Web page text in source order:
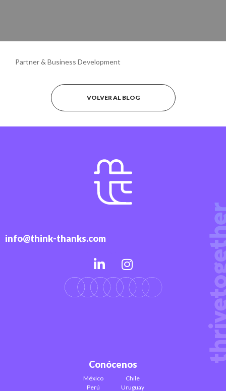
Partner & Business Development
VOLVER AL BLOG
info@think-thanks.com
Conócenos
México
Perú
Chile
Uruguay